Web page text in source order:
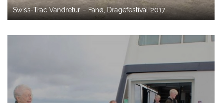
Swiss-Trac Vandretur – Fanø, Dragefestival 2017